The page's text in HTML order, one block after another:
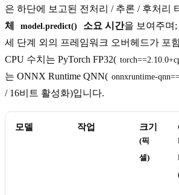
은 하단에 보고된 전처리 / 추론 / 후처리
체
model.predict() 소요 시간을 보여주며
세 단계 외의 프레임워크 오버헤드가 포
CPU 수치는 PyTorch FP32(
는 ONNX Runtime QNN( onnxruntime-
/ 16비트 활성화)입니다.
모델 작업 크기
(픽
셀)